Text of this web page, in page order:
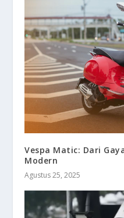
Vespa Matic: Dari
Modern
Agustus 25, 2025